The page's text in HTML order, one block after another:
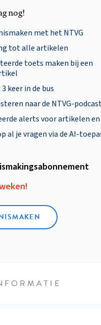
nog!
met het NTVG
tot alle artikelen
toets maken bij een
keer in de bus
naar de NTVG-
alerts voor artikelen en
al je vragen via de AI-